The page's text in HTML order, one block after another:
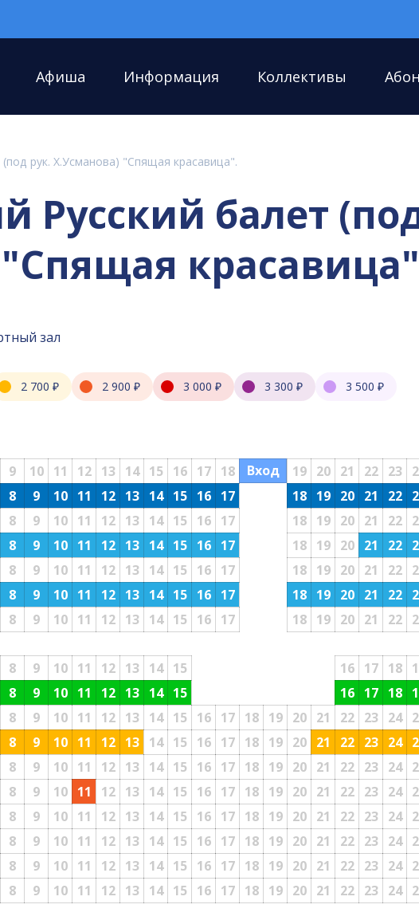
Афиша Информация Коллективы
(под рук. Х.Усманова) "Спящая красавица".
Русский балет
зал
2 700 ₽ 2 900 ₽ 3 000 ₽ 3 300 ₽ 3 500 ₽
9 10 11 12 13 14 15 16 17 18 19 20 21 22 23
8 9 10 11 12 13 14 15 16 17 18 19 20 21 22
8 9 10 11 12 13 14 15 16 17 18 19 20 21 22
8 9 10 11 12 13 14 15 16 17 18 19 20 21 22
8 9 10 11 12 13 14 15 16 17 18 19 20 21 22
8 9 10 11 12 13 14 15 16 17 18 19 20 21 22
8 9 10 11 12 13 14 15 16 17 18 19 20 21 22
8 9 10 11 12 13 14 15 16 17 18
8 9 10 11 12 13 14 15 16 17 18
8 9 10 11 12 13 14 15 16 17 18 19 20 21 22 23 24
8 9 10 11 12 13 14 15 16 17 18 19 20 21 22 23 24
8 9 10 11 12 13 14 15 16 17 18 19 20 21 22 23 24
8 9 10 11 12 13 14 15 16 17 18 19 20 21 22 23 24
8 9 10 11 12 13 14 15 16 17 18 19 20 21 22 23 24
8 9 10 11 12 13 14 15 16 17 18 19 20 21 22 23 24
8 9 10 11 12 13 14 15 16 17 18 19 20 21 22 23 24
8 9 10 11 12 13 14 15 16 17 18 19 20 21 22 23 24
Вход